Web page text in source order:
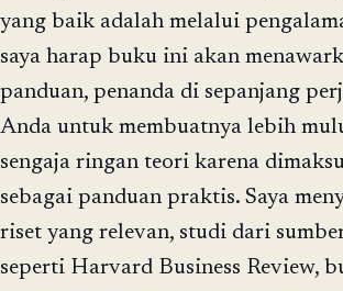
yang baik adalah melalui
saya harap buku ini akan
panduan, penanda di sepanjang
Anda untuk membuatnya lebih
sengaja ringan teori karena
sebagai panduan praktis. Saya
riset yang relevan, studi dari
seperti Harvard Business Review,